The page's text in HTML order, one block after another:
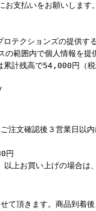
支払いをお願いします。
テクションズの提供す
範囲内で個人情報を提
計残高で54,000円（税
注文確認後３営業日以
円
上お買い上げの場合は
て頂きます。商品到着